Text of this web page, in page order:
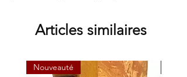
Articles similaires
Nouveauté